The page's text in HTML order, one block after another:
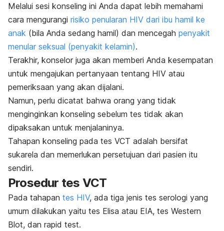
Melalui sesi konseling ini Anda dapat lebih memahami
cara mengurangi risiko penularan HIV dari ibu hamil ke
anak (bila Anda sedang hamil) dan mencegah penyakit
menular seksual (penyakit kelamin).
Terakhir, konselor juga akan memberi Anda kesempatan
untuk mengajukan pertanyaan tentang HIV atau
pemeriksaan yang akan dijalani.
Namun, perlu dicatat bahwa orang yang tidak
menginginkan konseling sebelum tes tidak akan
dipaksakan untuk menjalaninya.
Tahapan konseling pada tes VCT adalah bersifat
sukarela dan memerlukan persetujuan dari pasien itu
sendiri.
Prosedur tes VCT
Pada tahapan tes HIV, ada tiga jenis tes serologi yang
umum dilakukan yaitu tes Elisa atau EIA, tes Western
Blot, dan rapid test.